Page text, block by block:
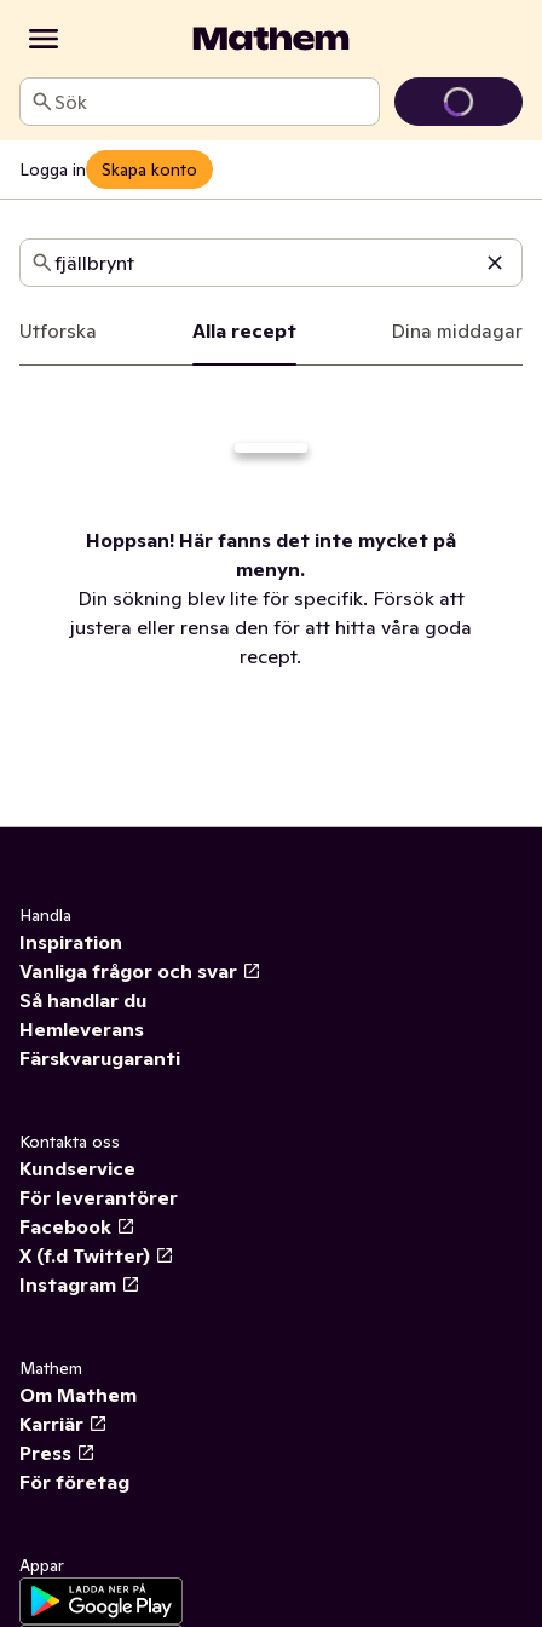
Sök
Logga in Skapa konto
Recept
Sök bland alla recept
Utforska Alla recept Dina middagar
Hoppsan! Här fanns det inte mycket på
menyn.
Din sökning blev lite för specifik. Försök att
justera eller rensa den för att hitta våra goda
recept.
Handla
Inspiration
Vanliga frågor och svar
Så handlar du
Hemleverans
Färskvarugaranti
Kontakta oss
Kundservice
För leverantörer
Facebook
X (f.d Twitter)
Instagram
Mathem
Om Mathem
Karriär
Press
För företag
Appar